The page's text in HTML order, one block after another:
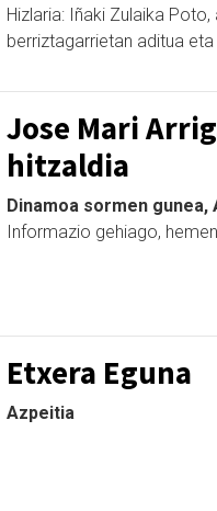
Hizlaria: Iñaki Zulaika
berriztagarrietan aditua
Jose Mari
hitzaldia
Dinamoa sormen
Informazio gehiago,
Etxera Eguna
Azpeitia